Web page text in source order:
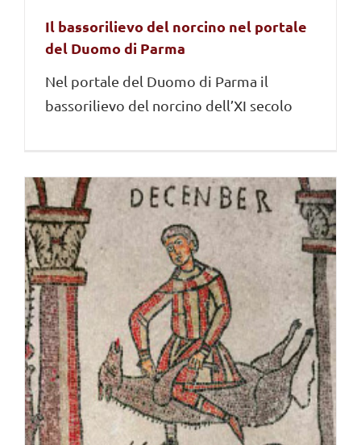
Il bassorilievo del norcino nel portale
del Duomo di Parma
Nel portale del Duomo di Parma il
bassorilievo del norcino dell’XI secolo